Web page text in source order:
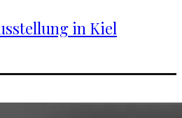
in Kiel